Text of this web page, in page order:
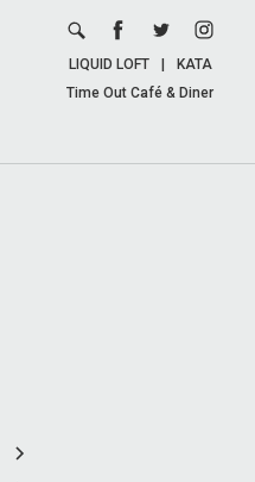
LIQUID LOFT
KATA
Time Out Café & Diner